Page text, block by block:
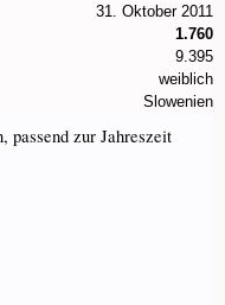
31. Oktober 2011
1.760
9.395
weiblich
Slowenien
passend zur Jahreszeit